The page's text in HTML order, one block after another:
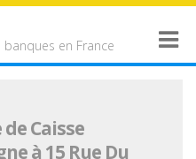
en France
Caisse
à 15 Rue Du